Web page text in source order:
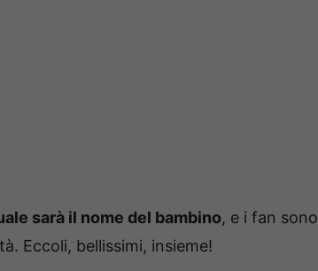
sarà il nome del bambino, e i fan sono
Eccoli, bellissimi, insieme!